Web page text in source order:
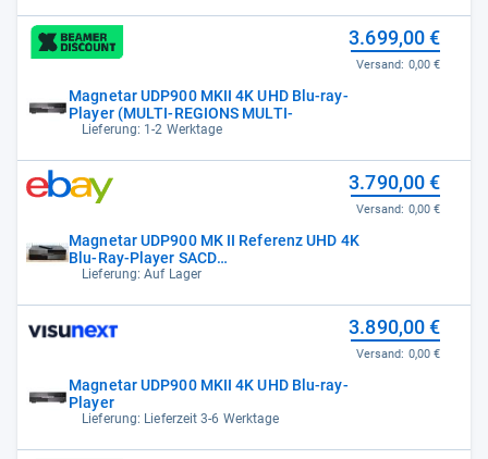
Magnetar UDP900 MKII 4K UHD Blu-ray-
Player (MULTI-REGIONS MULTI-
Lieferung: 1-2 Werktage
3.699,00 €
Versand: 0,00 €
Magnetar UDP900 MK II Referenz UHD 4K
Blu-Ray-Player SACD
CODEFREE+REGIONFREE
Lieferung: Auf Lager
3.790,00 €
Versand: 0,00 €
Magnetar UDP900 MKII 4K UHD Blu-ray-
Player
Lieferung: Lieferzeit 3-6 Werktage
3.890,00 €
Versand: 0,00 €